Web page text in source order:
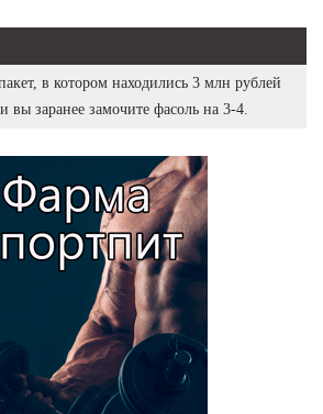
в котором находились 3 млн рублей
вы заранее замочите фасоль на 3-4.